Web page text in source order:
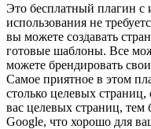
Это бесплатный плагин с
использования не
вы можете создавать
готовые шаблоны. Все
можете брендировать
Самое приятное в этом
столько целевых
вас целевых страниц, тем
Google, что хорошо для